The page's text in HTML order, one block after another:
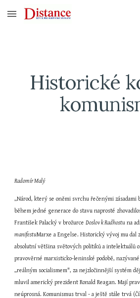
Skip to main content
Historické
Radomír Malý
„Národ, který se oněmi svrchu řečenými zásadami
během jedné generace do stavu naprosté
František Palacký v brožurce Doslov k Radhostu na
manifestuMarxe a Engelse. Historický vývoj mu dal
absolutní většina světových politiků a intelektuálů
pravověrné marxisticko-leninské podobě,
„reálným socialismem", za nejzločinnější systém
mluvil americký prezident Ronald Reagan. Mají
neúprosná. Komunismus trval - a ještě stále trvá